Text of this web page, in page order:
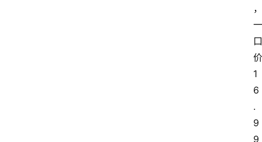
，
一
口
价
1
6
.
9
9